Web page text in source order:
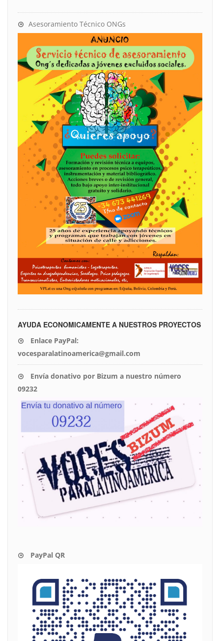
Asesoramiento Técnico ONGs
AYUDA ECONOMICAMENTE A NUESTROS PROYECTOS
Enlace PayPal:
vocesparalatinoamerica@gmail.com
Envía donativo por Bizum a nuestro número
09232
PayPal QR